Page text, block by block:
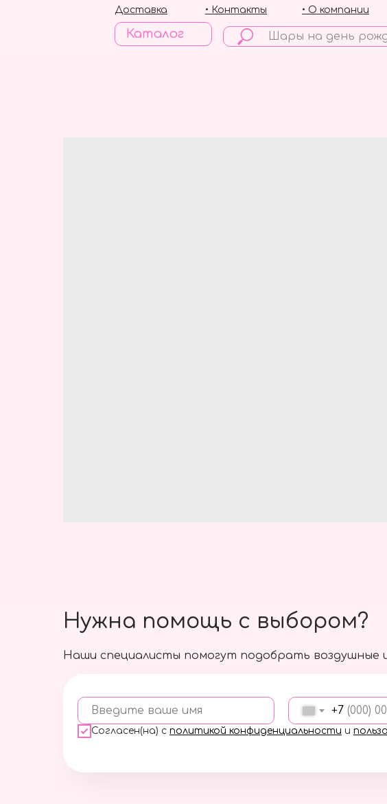
Каталог
• О компании
• Контакты
Доставка
Наши специалисты помогут подобрать воздушные
Введите ваше имя +7
Согласен(на) с политикой конфиденциальности и
Нужна помощь с выбором?